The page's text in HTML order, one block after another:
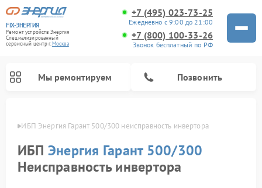
FIX-ЭНЕРГИЯ
Ремонт устройств Энергия
Специализированный
cервисный центр г.Москва
+7 (495) 023-73-25
Ежедневно с 9:00 до 21:00
+7 (800) 100-33-26
Звонок бесплатный по РФ
Мы ремонтируем Позвонить
ИБП Энергия Гарант 500/300 неисправность инвертора
ИБП Энергия Гарант 500/300
Неисправность инвертора